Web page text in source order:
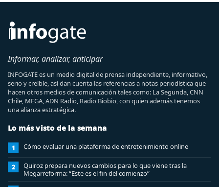
Informar, analizar, anticipar
INFOGATE es un medio digital de prensa independiente, informativo,
serio y creíble, así dan cuenta las referencias a notas periodística que
hacen otros medios de comunicación tales como: La Segunda, CNN
Chile, MEGA, ADN Radio, Radio Biobio, con quien además tenemos
una alianza estratégica.
Lo más visto de la semana
1 Cómo evaluar una plataforma de entretenimiento online
2
Quiroz prepara nuevos cambios para lo que viene tras la
Megarreforma: “Este es el fin del comienzo”